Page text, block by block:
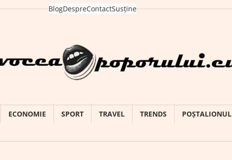
BlogDespreContactSusține
ECONOMIE SPORT TRAVEL TRENDS POȘTALIONUL